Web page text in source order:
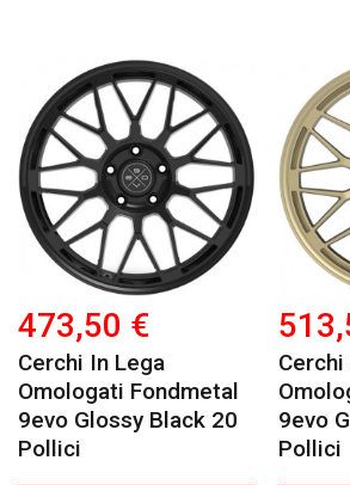
473,50 €
Cerchi In Lega
Omologati Fondmetal
9evo Glossy Black 20
Pollici
9evo
Pollici